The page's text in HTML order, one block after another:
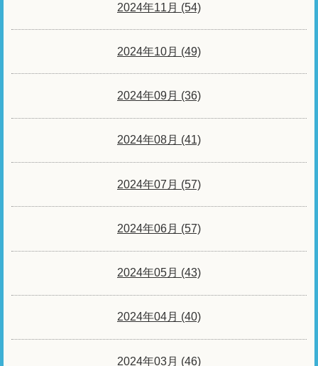
2024年11月 (54)
2024年10月 (49)
2024年09月 (36)
2024年08月 (41)
2024年07月 (57)
2024年06月 (57)
2024年05月 (43)
2024年04月 (40)
2024年03月 (46)